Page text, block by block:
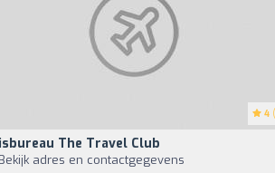
4
The Travel Club
Bekijk adres en contactgegevens